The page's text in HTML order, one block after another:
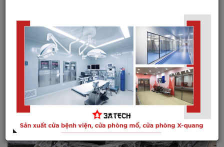
3ATECH ngày càng được nhiều khách hàng biết đến, tin